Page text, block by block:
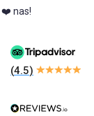
❤️ nas!
(4.5)